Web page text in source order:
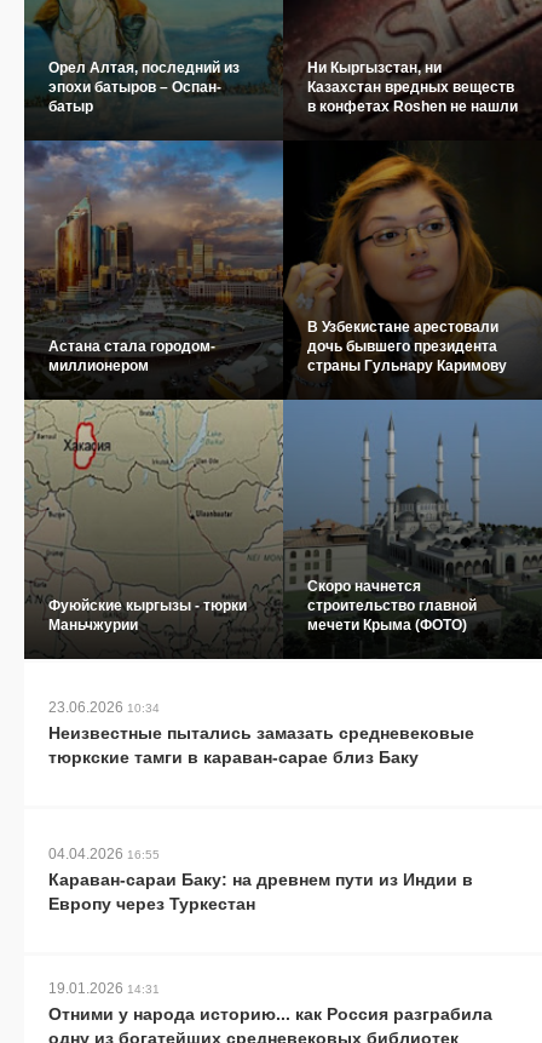
Орел Алтая, последний из
эпохи батыров – Оспан-
батыр
Ни Кыргызстан, ни
Казахстан вредных веществ
в конфетах Roshen не нашли
Астана стала городом-
миллионером
В Узбекистане арестовали
дочь бывшего президента
страны Гульнару Каримову
Фуюйские кыргызы - тюрки
Маньчжурии
Скоро начнется
строительство главной
мечети Крыма (ФОТО)
23.06.2026 10:34
Неизвестные пытались замазать средневековые
тюркские тамги в караван-сарае близ Баку
04.04.2026 16:55
Караван-сараи Баку: на древнем пути из Индии в
Европу через Туркестан
19.01.2026 14:31
Отними у народа историю... как Россия разграбила
одну из богатейших средневековых библиотек